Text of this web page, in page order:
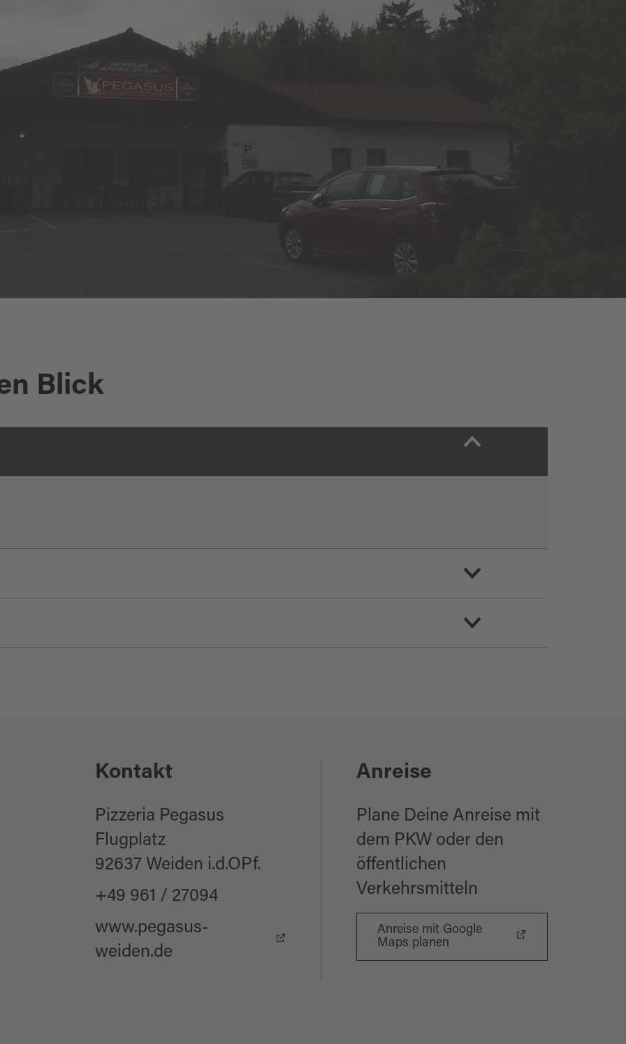
Blick
Kontakt
Pizzeria Pegasus
Flugplatz
92637 Weiden i.d.OPf.
+49 961 / 27094
www.pegasus-
weiden.de
Anreise
Plane Deine Anreise mit
dem PKW oder den
öffentlichen
Verkehrsmitteln
Anreise mit Google
Maps planen